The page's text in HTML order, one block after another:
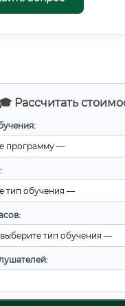
🎓 Рассчитать